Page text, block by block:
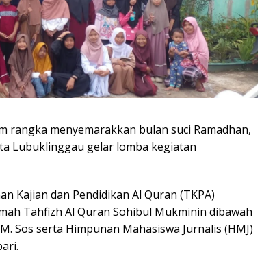
rangka menyemarakkan bulan suci Ramadhan,
Lubuklinggau gelar lomba kegiatan
Kajian dan Pendidikan Al Quran (TKPA)
Tahfizh Al Quran Sohibul Mukminin dibawah
Sos serta Himpunan Mahasiswa Jurnalis (HMJ)